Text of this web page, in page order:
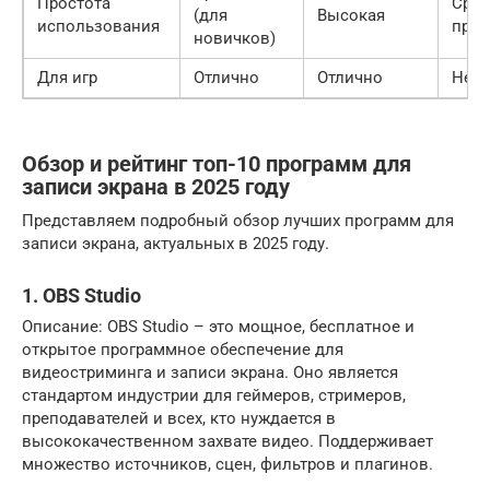
использования
(для
новичков)
Высокая
Для игр Отлично Отлично Нет
Обзор и рейтинг топ-10 программ для
записи экрана в 2025 году
Представляем подробный обзор лучших программ для
записи экрана, актуальных в 2025 году.
1. OBS Studio
Описание: OBS Studio – это мощное, бесплатное и
открытое программное обеспечение для
видеостриминга и записи экрана. Оно является
стандартом индустрии для геймеров, стримеров,
преподавателей и всех, кто нуждается в
высококачественном захвате видео. Поддерживает
множество источников, сцен, фильтров и плагинов.